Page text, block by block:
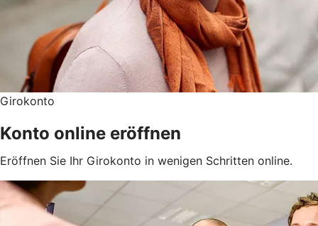
Girokonto
Konto online eröffnen
Eröffnen Sie Ihr Girokonto in wenigen Schritten online.